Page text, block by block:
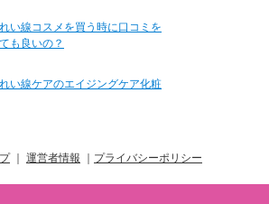
い線コスメを買う時に口コミを
も良いの？
い線ケアのエイジングケア化粧
｜ 運営者情報 プライバシーポリシー